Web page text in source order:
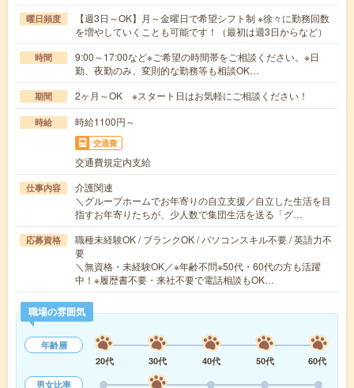
曜日頻度
【週3日～OK】月～金曜日で希望シフト制 ※徐々に勤務回数
を増やしていくことも可能です！（最初は週3日からなど）
時間
9:00～17:00など※ご希望の時間帯をご相談ください。※日
勤、夜勤のみ、変則的な勤務等も相談OK…
期間 2ヶ月～OK ※スタート日はお気軽にご相談ください！
時給 時給1100円～
交通費
交通費規定内支給
仕事内容
介護関連
＼グループホームでお年寄りの自立支援／自立した生活を目
指すお年寄りたちが、少人数で集団生活を送る「グ…
応募資格
職種未経験OK / ブランクOK / パソコンスキル不要 / 英語力不
要
＼無資格・未経験OK／※年齢不問※50代・60代の方も活躍
中！※履歴書不要・来社不要で電話相談もOK…
職場の雰囲気
年齢層
20代
30代 40代 50代
60代
男女比率